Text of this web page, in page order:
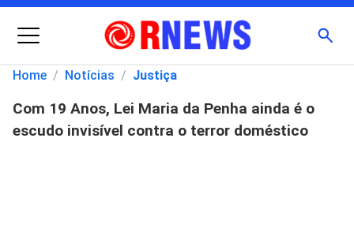
Menu
Pesquisar
por:
Home / Notícias / Justiça
Com 19 Anos, Lei Maria da Penha ainda é o
escudo invisível contra o terror doméstico